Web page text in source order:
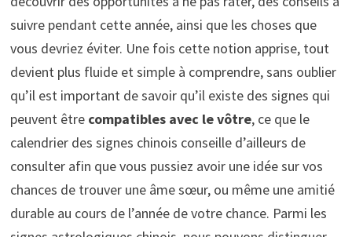
suivre pendant cette année, ainsi que les choses que
vous devriez éviter. Une fois cette notion apprise, tout
devient plus fluide et simple à comprendre, sans oublier
qu’il est important de savoir qu’il existe des signes qui
peuvent être compatibles avec le vôtre, ce que le
calendrier des signes chinois conseille d’ailleurs de
consulter afin que vous pussiez avoir une idée sur vos
chances de trouver une âme sœur, ou même une amitié
durable au cours de l’année de votre chance. Parmi les